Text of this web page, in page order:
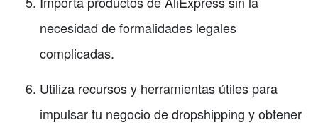
necesidad de formalidades legales
complicadas.
Utiliza recursos y herramientas útiles para
impulsar tu negocio de dropshipping y obtener